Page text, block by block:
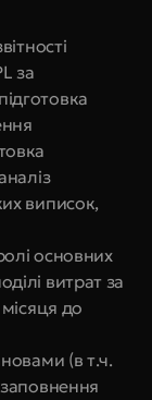
за
виписок,
основних
витрат за
до
(в т.ч.
заповнення